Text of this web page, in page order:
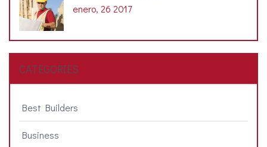
enero, 26 2017
CATEGORIES
Best Builders
Business